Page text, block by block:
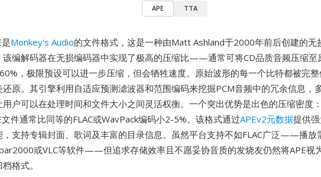
APE TTA
Monkey's Audio的文件格式，这是一种由Matt Ashland于2000年前后创建的无
该编解码器在无损编码器中实现了极高的压缩比——通常可将CD品质音频压缩至
，极限预设可以进一步压缩，但会牺牲速度。原始波形的每一个比特都被完
还原。其引擎利用自适应预测滤波器和范围编码来挖掘PCM音频中的冗余信息，
用户可以在处理时间和文件大小之间灵活权衡。一个突出优势是出色的压缩密度
文件通常比同等的FLAC或WavPack编码小2-5%。该格式通过APEv2元数据提供
，支持专辑封面、歌词及丰富的目录信息。虽然平台支持不如FLAC广泛——播放
或VLC等软件——但追求存储效率且不愿妥协音质的发烧友仍然将APE视
格式。